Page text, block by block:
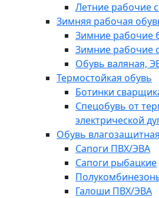
Летние рабочие
Зимняя рабочая
Зимние рабочие
Зимние рабочие
Обувь валяная,
Термостойкая обувь
Ботинки
Спецобувь от
электрической
Обувь влагозащитная
Сапоги ПВХ/ЭВА
Сапоги рыбацкие
Галоши ПВХ/ЭВА